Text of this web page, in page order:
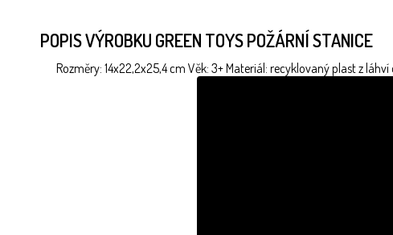
POPIS VÝROBKU GREEN TOYS POŽÁRNÍ STANICE
Rozměry: 14x22,2x25,4 cm Věk: 3+ Materiál: recyklovaný plast z